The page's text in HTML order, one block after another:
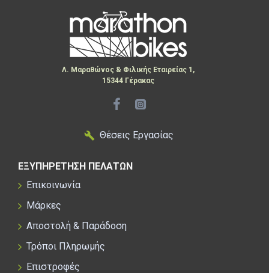
Λ. Μαραθώνος & Φιλικής Εταιρείας 1,
15344 Γέρακας
Θέσεις Εργασίας
ΕΞΥΠΗΡΕΤΗΣΗ ΠΕΛΑΤΩΝ
Επικοινωνία
Μάρκες
Αποστολή & Παράδοση
Τρόποι Πληρωμής
Επιστροφές